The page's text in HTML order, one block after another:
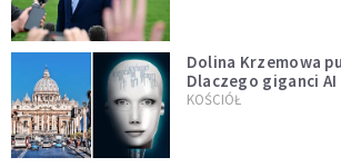
Dolina Krzemowa
Dlaczego giganci AI
KOŚCIÓŁ